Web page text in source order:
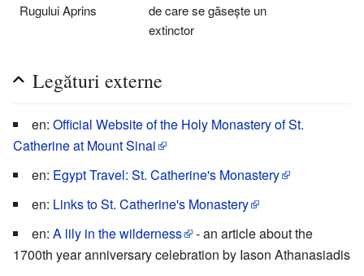
Rugului Aprins
de care se găsește un
extinctor
Legături externe
en: Official Website of the Holy Monastery of St.
Catherine at Mount Sinai
en: Egypt Travel: St. Catherine's Monastery
en: Links to St. Catherine's Monastery
en: A lily in the wilderness
- an article about the
1700th year anniversary celebration by Iason Athanasiadis